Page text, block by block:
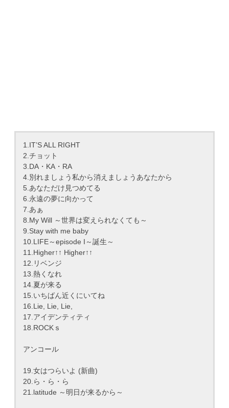
1.IT’S ALL RIGHT
2.チョット
3.DA・KA・RA
4.別れましょう私から消えましょうあなたから
5.あなただけ見つめてる
6.永遠の夢に向かって
7.あぁ
8.My Will ～世界は変えられなくても～
9.Stay with me baby
10.LIFE～episode I～誕生～
11.Higher↑↑ Higher↑↑
12.リベンジ
13.熱くなれ
14.夏が来る
15.いちばん近くにいてね
16.Lie, Lie, Lie,
17.アイデンティティ
18.ROCKｓ
アンコール
19.女はつらいよ (新曲)
20.ら・ら・ら
21.latitude ～明日が来るから～